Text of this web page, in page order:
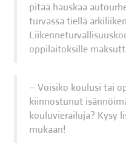
pitää hauskaa
turvassa tiellä
oppilaitoksille
Voisiko koulusi tai
kiinnostunut
kouluvierailuja? Kysy
mukaan!